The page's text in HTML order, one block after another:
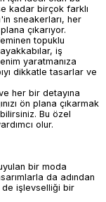
kadar birçok farklı
sneakerları, her
çıkarıyor.
topuklu
iş
yaratmanıza
dikkatle tasarlar ve
her bir detayına
ön plana çıkarmak
Bu özel
olur.
bir moda
da adından
de işlevselliği bir